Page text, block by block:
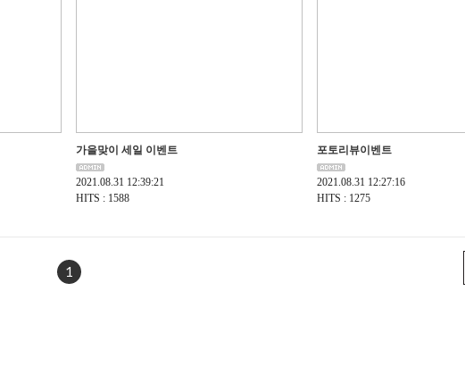
가을맞이 세일 이벤트
2021.08.31 12:39:21
HITS : 1588
포토리뷰이벤트
2021.08.31 12:27:16
HITS : 1275
1